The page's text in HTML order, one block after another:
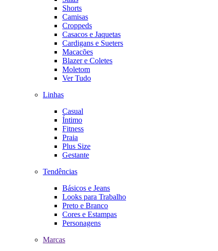
Shorts
Camisas
Croppeds
Casacos e Jaquetas
Cardigans e Sueters
Macacões
Blazer e Coletes
Moletom
Ver Tudo
Linhas
Casual
Íntimo
Fitness
Praia
Plus Size
Gestante
Tendências
Básicos e Jeans
Looks para Trabalho
Preto e Branco
Cores e Estampas
Personagens
Marcas